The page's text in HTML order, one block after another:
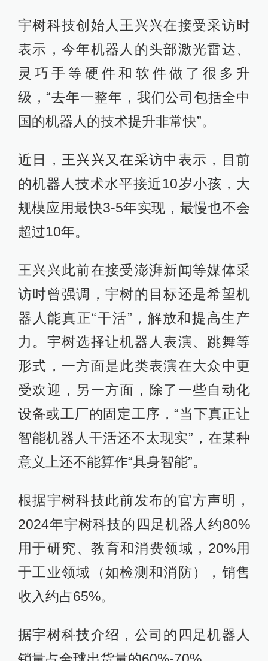
宇树科技创始人王兴兴在接受采访时
表示，今年机器人的头部激光雷达、
灵巧手等硬件和软件做了很多升
级，“去年一整年，我们公司包括全中
国的机器人的技术提升非常快”。
近日，王兴兴又在采访中表示，目前
的机器人技术水平接近10岁小孩，大
规模应用最快3-5年实现，最慢也不会
超过10年。
王兴兴此前在接受澎湃新闻等媒体采
访时曾强调，宇树的目标还是希望机
器人能真正“干活”，解放和提高生产
力。宇树选择让机器人表演、跳舞等
形式，一方面是此类表演在大众中更
受欢迎，另一方面，除了一些自动化
设备或工厂的固定工序，“当下真正让
智能机器人干活还不太现实”，在某种
意义上还不能算作“具身智能”。
根据宇树科技此前发布的官方声明，
2024年宇树科技的四足机器人约80%
用于研究、教育和消费领域，20%用
于工业领域（如检测和消防），销售
收入约占65%。
据宇树科技介绍，公司的四足机器人